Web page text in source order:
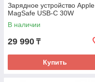
Зарядное устройство Apple
MagSafe USB-C 30W
В наличии
29 990 ₸
Купить